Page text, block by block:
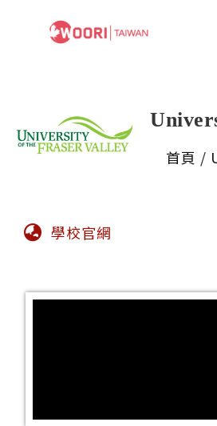
首頁 /
學校官網